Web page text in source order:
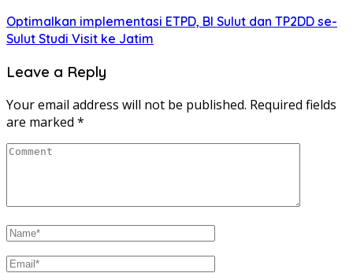
Optimalkan implementasi ETPD, BI Sulut dan TP2DD se-
Sulut Studi Visit ke Jatim
Leave a Reply
Your email address will not be published. Required fields
are marked *